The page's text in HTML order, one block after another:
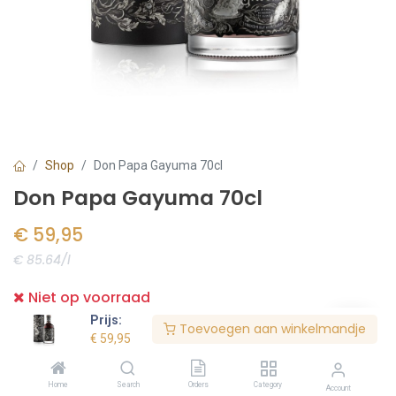
Prijs:
€ 59,95
Toevoegen aan winkelmandje
Home Search Orders Category Account
Shop Don Papa Gayuma 70cl
Don Papa Gayuma 70cl
€ 59,95
€ 85.64/l
Niet op voorraad
Bestel nu